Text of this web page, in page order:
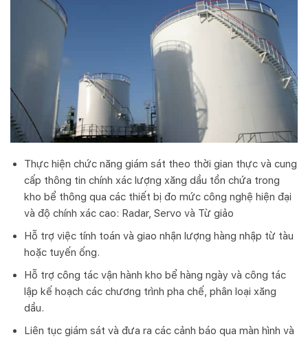
Thực hiện chức năng giám sát theo thời gian thực và cung
cấp thông tin chính xác lượng xăng dầu tồn chứa trong
kho bể thông qua các thiết bị đo mức công nghệ hiện đại
và độ chính xác cao: Radar, Servo và Từ giảo
Hỗ trợ việc tính toán và giao nhận lượng hàng nhập từ tàu
hoặc tuyến ống.
Hỗ trợ công tác vận hành kho bể hàng ngày và công tác
lập kế hoạch các chương trình pha chế, phân loại xăng
dầu.
Liên tục giám sát và đưa ra các cảnh báo qua màn hình và